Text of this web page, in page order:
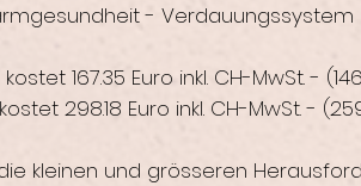
- Verdauungssystem
167.35 Euro inkl. CH-MwSt. -
298.18 Euro inkl. CH-MwSt. -
kleinen und grösseren